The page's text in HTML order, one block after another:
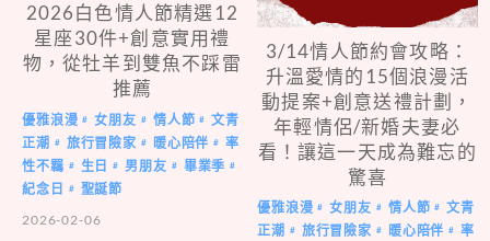
2026白色情人節精選12
星座30件+創意實用禮
物，從牡羊到雙魚不踩雷
推薦
優雅浪漫 # 女朋友 # 情人節 #
文青
正潮 # 旅行冒險家 # 暖心陪伴 #
率
性不羈 # 生日 # 男朋友 # 畢業季 #
紀念日 #
聖誕節
2026-02-06
3/14情人節約會攻略：
升溫愛情的15個浪漫活
動提案+創意送禮計劃，
年輕情侶/新婚夫妻必
看！讓這一天成為難忘的
驚喜
優雅浪漫 # 女朋友 # 情人節 #
文青
正潮 # 旅行冒險家 # 暖心陪伴 #
率